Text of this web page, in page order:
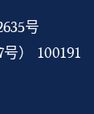
号
） 100191